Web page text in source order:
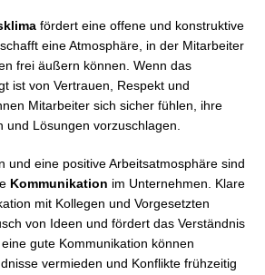
fördert eine offene und konstruktive
schafft eine Atmosphäre, in der Mitarbeiter
frei äußern können. Wenn das
ist von Vertrauen, Respekt und
Mitarbeiter sich sicher fühlen, ihre
Lösungen vorzuschlagen.
und eine positive Arbeitsatmosphäre sind
Kommunikation im Unternehmen. Klare
mit Kollegen und Vorgesetzten
von Ideen und fördert das Verständnis
gute Kommunikation können
vermieden und Konflikte frühzeitig